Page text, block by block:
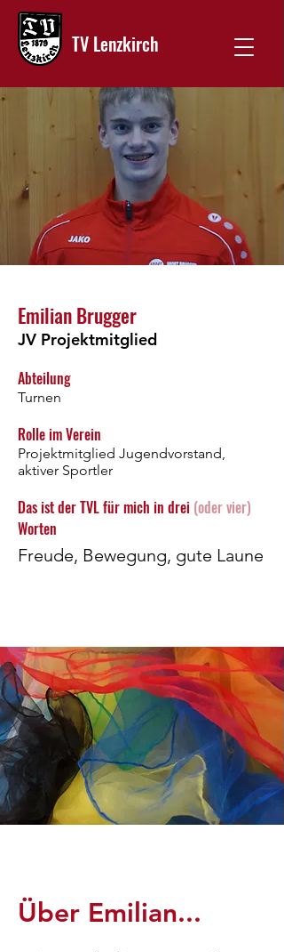
TV Lenzkirch
Emilian Brugger
JV Projektmitglied
Abteilung
Turnen
Rolle im Verein
Projektmitglied Jugendvorstand,
aktiver Sportler
Das ist der TVL für mich in drei (oder vier)
Worten
Freude, Bewegung, gute Laune
Über Emilian...